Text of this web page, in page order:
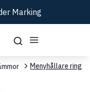
Marking
Menyhållare ring